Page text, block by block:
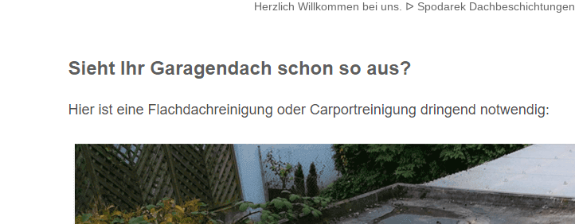
Herzlich Willkommen bei uns. ᐅ Spodarek Dachbeschichtungen